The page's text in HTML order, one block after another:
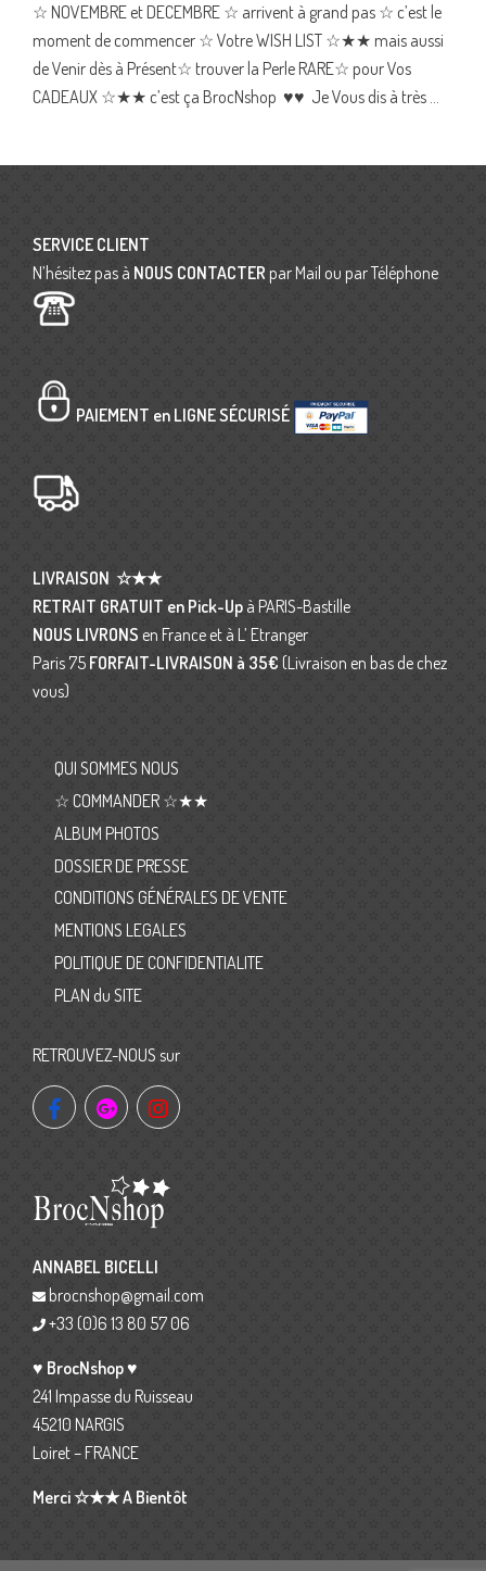
☆ NOVEMBRE et DECEMBRE ☆ arrivent à grand pas ☆ c’est le
moment de commencer ☆ Votre WISH LIST ☆★★ mais aussi
de Venir dès à Présent☆ trouver la Perle RARE☆ pour Vos
CADEAUX ☆★★ c’est ça BrocNshop ♥♥ Je Vous dis à très ...
Posts
SERVICE CLIENT
N’hésitez pas à NOUS CONTACTER par Mail ou par Téléphone
PAIEMENT en LIGNE SÉCURISÉ
LIVRAISON ☆★★
RETRAIT GRATUIT en Pick-Up à PARIS-Bastille
NOUS LIVRONS en France et à L’ Etranger
Paris 75 FORFAIT-LIVRAISON à 35€ (Livraison en bas de chez
vous)
QUI SOMMES NOUS
☆ COMMANDER ☆★★
ALBUM PHOTOS
DOSSIER DE PRESSE
CONDITIONS GÉNÉRALES DE VENTE
MENTIONS LEGALES
POLITIQUE DE CONFIDENTIALITE
PLAN du SITE
RETROUVEZ-NOUS sur
ANNABEL BICELLI
brocnshop@gmail.com
+33 (0)6 13 80 57 06
♥ BrocNshop ♥
241 Impasse du Ruisseau
45210 NARGIS
Loiret – FRANCE
Merci ☆★★ A Bientôt